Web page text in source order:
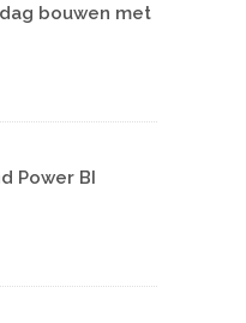
bouwen met
Power BI